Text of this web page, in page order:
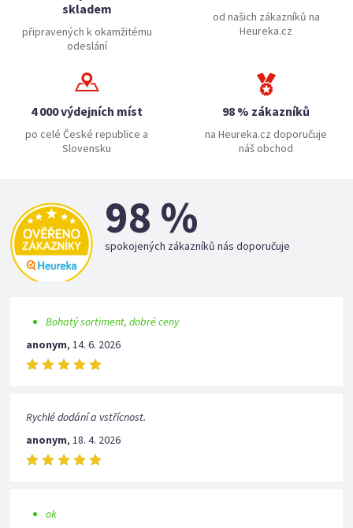
skladem
připravených k okamžitému
odeslání
od našich zákazníků na
Heureka.cz
4 000 výdejních míst
po celé České republice a
Slovensku
98 % zákazníků
na Heureka.cz doporučuje
náš obchod
98 %
spokojených zákazníků nás doporučuje
Bohatý sortiment, dobré ceny
anonym,14. 6. 2026
Rychlé dodání a vstřícnost.
anonym,18. 4. 2026
ok